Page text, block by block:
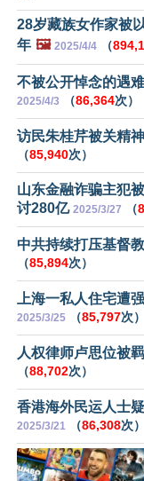
28岁藏族女作家被
年 🖼️ 2025/4/4 （
不被公开悼念的遇
2025/4/3 （86,364次）
访民朱桂芹被关精
（85,940次）
山东金融诈骗主犯
讨280亿 2025/3/27 （
中共持续打压基督
（85,894次）
上海一私人住宅遭
2025/3/25 （85,797次）
人权律师卢思位被
（88,702次）
香港海外民运人士
2025/3/21 （86,308次）